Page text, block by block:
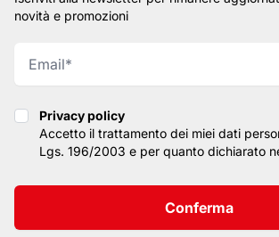
novità e promozioni
Privacy policy
Privacy policy
Accetto il trattamento dei miei dati
Lgs. 196/2003 e per quanto dichiarato
Conferma